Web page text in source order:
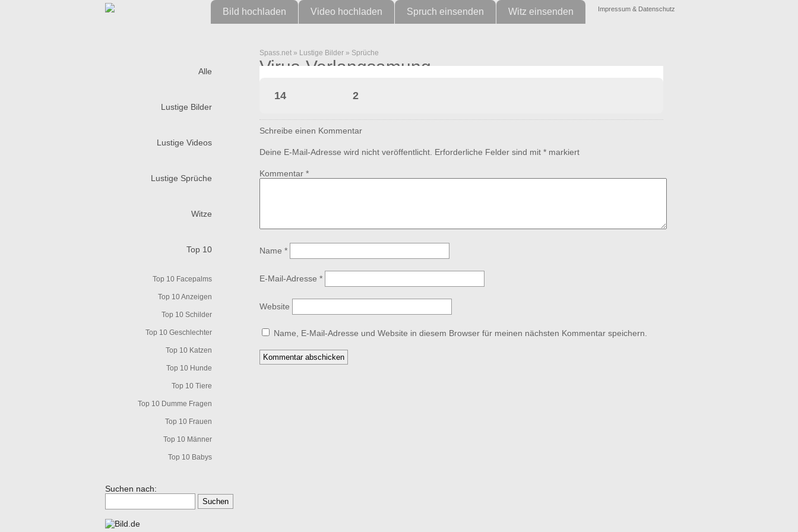
Impressum & Datenschutz
Bild hochladen Video hochladen Spruch einsenden Witz einsenden
Alle
Lustige Bilder
Lustige Videos
Lustige Sprüche
Witze
Top 10
Top 10 Facepalms
Top 10 Anzeigen
Top 10 Schilder
Top 10 Geschlechter
Top 10 Katzen
Top 10 Hunde
Top 10 Tiere
Top 10 Dumme Fragen
Top 10 Frauen
Top 10 Männer
Top 10 Babys
Suchen nach:
Spass.net » Lustige Bilder » Sprüche
Virus-Verlangsamung
14 2
Schreibe einen Kommentar
Deine E-Mail-Adresse wird nicht veröffentlicht. Erforderliche Felder sind mit * markiert
Kommentar *
Name *
E-Mail-Adresse *
Website
Name, E-Mail-Adresse und Website in diesem Browser für meinen nächsten Kommentar speichern.